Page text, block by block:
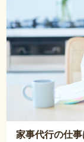
家事代行の仕